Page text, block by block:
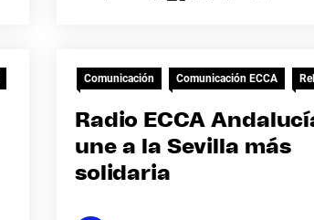
Comunicación Comunicación ECCA
Radio ECCA
une a la Sevilla más
solidaria